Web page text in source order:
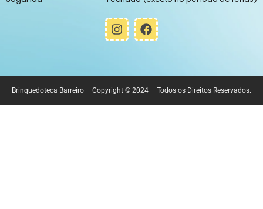
Brinquedoteca Barreiro – Copyright © 2024 – Todos os Direitos Reservados.